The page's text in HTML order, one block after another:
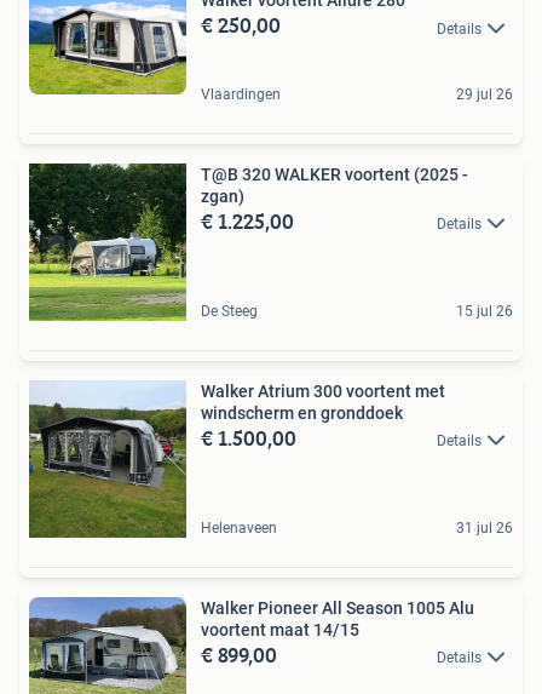
€ 250,00 Details
Vlaardingen 29 jul 26
T@B 320 WALKER voortent (2025 -
zgan)
€ 1.225,00 Details
De Steeg 15 jul 26
Walker Atrium 300 voortent met
windscherm en gronddoek
€ 1.500,00 Details
Helenaveen 31 jul 26
Walker Pioneer All Season 1005 Alu
voortent maat 14/15
€ 899,00 Details